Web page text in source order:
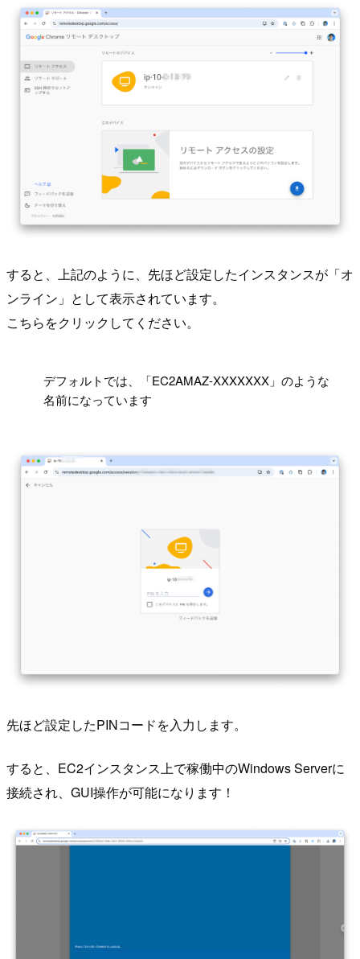
すると、上記のように、先ほど設定したインスタンスが「オ
ンライン」として表示されています。
こちらをクリックしてください。
デフォルトでは、「EC2AMAZ-XXXXXXX」のような
名前になっています
先ほど設定したPINコードを入力します。
すると、EC2インスタンス上で稼働中のWindows Serverに
接続され、GUI操作が可能になります！